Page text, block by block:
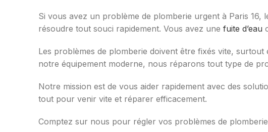
Si vous avez un problème de plomberie urgent à Paris 16,
résoudre tout souci rapidement. Vous avez une fuite d’eau
Les problèmes de plomberie doivent être fixés vite,
notre équipement moderne, nous réparons tout type de
Notre mission est de vous aider rapidement avec des
tout pour venir vite et réparer efficacement.
Comptez sur nous pour régler vos problèmes de